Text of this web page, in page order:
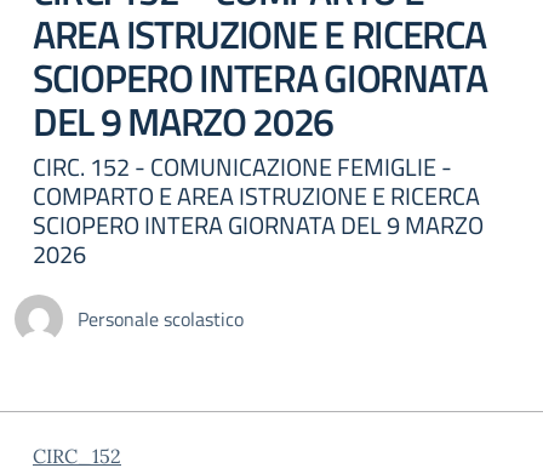
AREA ISTRUZIONE E RICERCA
SCIOPERO INTERA GIORNATA
DEL 9 MARZO 2026
CIRC. 152 - COMUNICAZIONE FEMIGLIE -
COMPARTO E AREA ISTRUZIONE E RICERCA
SCIOPERO INTERA GIORNATA DEL 9 MARZO
2026
Personale scolastico
CIRC_152